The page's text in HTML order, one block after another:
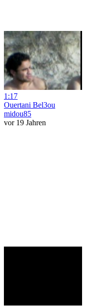
1:17
Ouertani Bel3ou
midou85
vor 19 Jahren